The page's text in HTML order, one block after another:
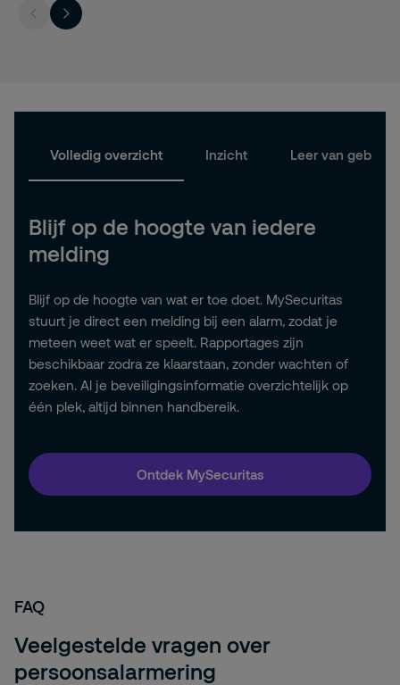
Volledig overzicht Inzicht Leer van
Blijf op de hoogte van iedere
melding
Blijf op de hoogte van wat er toe doet. MySecuritas
stuurt je direct een melding bij een alarm, zodat je
meteen weet wat er speelt. Rapportages zijn
beschikbaar zodra ze klaarstaan, zonder wachten of
zoeken. Al je beveiligingsinformatie overzichtelijk op
één plek, altijd binnen handbereik.
Ontdek MySecuritas
FAQ
Veelgestelde vragen over
persoonsalarmering